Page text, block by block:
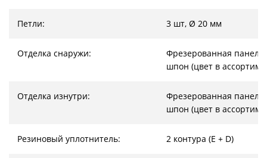
Петли: 3 шт, Ø 20 мм
Отделка снаружи:
Фрезерованная
шпон (цвет в
Отделка изнутри:
Фрезерованная
шпон (цвет в
Резиновый уплотнитель: 2 контура (E + D)